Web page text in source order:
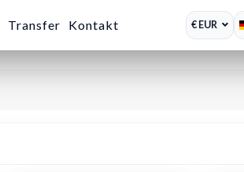
Transfer Kontakt € EUR